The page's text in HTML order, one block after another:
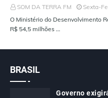
SOM DA TERRA FM
Sexta-
O Ministério do Desenvolvimento
R$ 54,5 milhões …
BRASIL
Governo